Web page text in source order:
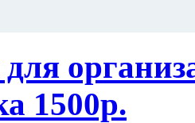
1500р.